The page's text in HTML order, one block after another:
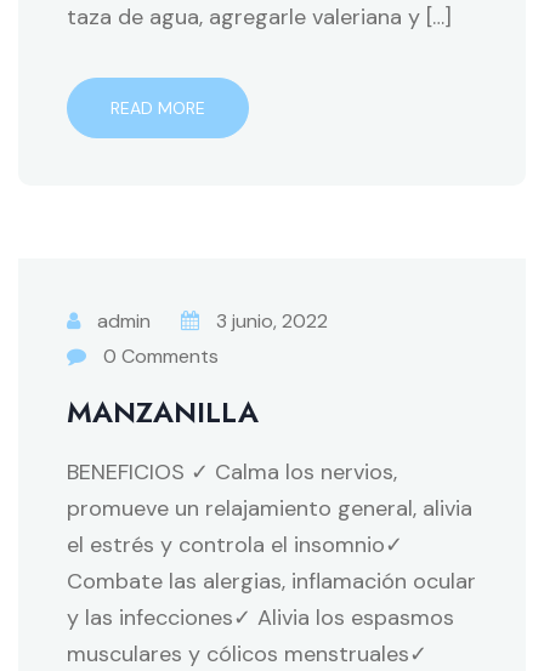
taza de agua, agregarle valeriana y […]
READ MORE
admin
3 junio, 2022
0 Comments
MANZANILLA
BENEFICIOS ✓ Calma los nervios,
promueve un relajamiento general, alivia
el estrés y controla el insomnio✓
Combate las alergias, inflamación ocular
y las infecciones✓ Alivia los espasmos
musculares y cólicos menstruales✓